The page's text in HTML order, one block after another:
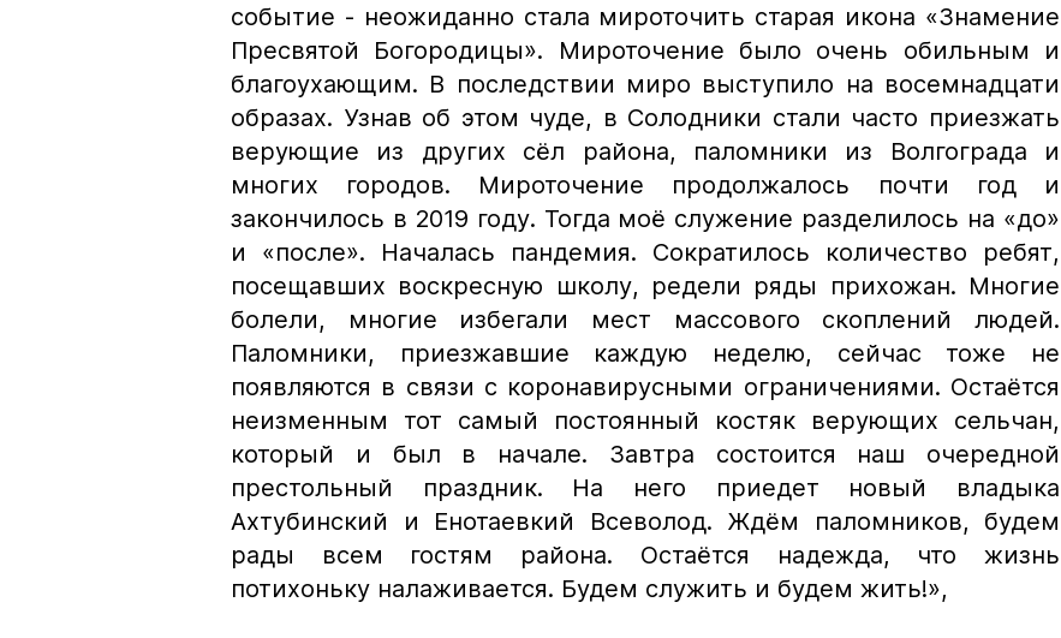
событие - неожиданно стала мироточить старая икона «Знамение
Пресвятой Богородицы». Мироточение было очень обильным и
благоухающим. В последствии миро выступило на восемнадцати
образах. Узнав об этом чуде, в Солодники стали часто приезжать
верующие из других сёл района, паломники из Волгограда и
многих городов. Мироточение продолжалось почти год и
закончилось в 2019 году. Тогда моё служение разделилось на «до»
и «после». Началась пандемия. Сократилось количество ребят,
посещавших воскресную школу, редели ряды прихожан. Многие
болели, многие избегали мест массового скоплений людей.
Паломники, приезжавшие каждую неделю, сейчас тоже не
появляются в связи с коронавирусными ограничениями. Остаётся
неизменным тот самый постоянный костяк верующих сельчан,
который и был в начале. Завтра состоится наш очередной
престольный праздник. На него приедет новый владыка
Ахтубинский и Енотаевкий Всеволод. Ждём паломников, будем
рады всем гостям района. Остаётся надежда, что жизнь
потихоньку налаживается. Будем служить и будем жить!»,